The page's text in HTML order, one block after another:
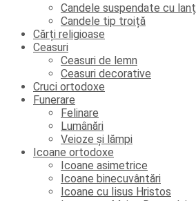
Candele suspendate cu lanț
Candele tip troiță
Cărți religioase
Ceasuri
Ceasuri de lemn
Ceasuri decorative
Cruci ortodoxe
Funerare
Felinare
Lumânări
Veioze și lămpi
Icoane ortodoxe
Icoane asimetrice
Icoane binecuvântări
Icoane cu Iisus Hristos